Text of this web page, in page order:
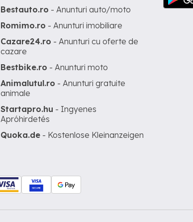
Bestauto.ro - Anunturi auto/moto
Romimo.ro - Anunturi imobiliare
Cazare24.ro - Anunturi cu oferte de
cazare
Bestbike.ro - Anunturi moto
Animalutul.ro - Anunturi gratuite
animale
Startapro.hu - Ingyenes
Apróhirdetés
Quoka.de - Kostenlose Kleinanzeigen